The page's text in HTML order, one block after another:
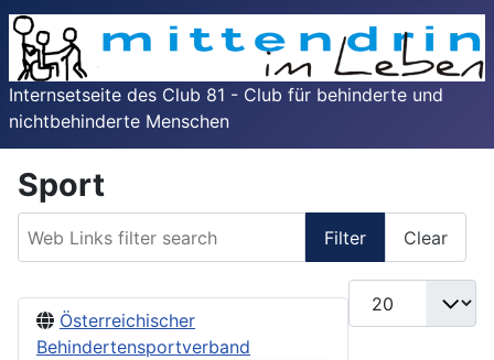
Internsetseite des Club 81 - Club für behinderte und
nichtbehinderte Menschen
Sport
Filter Clear
Display #
Österreichischer
Behindertensportverband